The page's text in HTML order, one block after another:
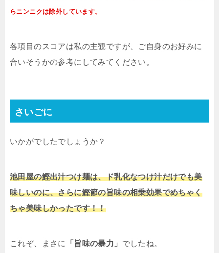
らニンニクは除外しています。
各項目のスコアは私の主観ですが、ご自身のお好みに
合いそうかの参考にしてみてください。
さいごに
いかがでしたでしょうか？
池田屋の鰹出汁つけ麺は、ド乳化なつけ汁だけでも美
味しいのに、さらに鰹節の旨味の相乗効果でめちゃく
ちゃ美味しかったです！！
これぞ、まさに 「旨味の暴力」 でしたね。